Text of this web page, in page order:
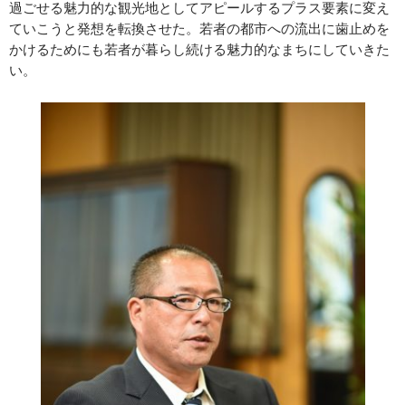
過ごせる魅力的な観光地としてアピールするプラス要素に変え
ていこうと発想を転換させた。若者の都市への流出に歯止めを
かけるためにも若者が暮らし続ける魅力的なまちにしていきた
い。